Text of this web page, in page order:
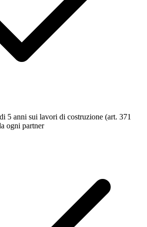
5 anni sui lavori di costruzione (art. 371
ogni partner